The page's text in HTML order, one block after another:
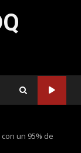
un 95% de